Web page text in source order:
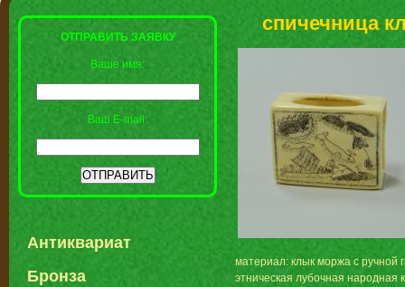
ОТПРАВИТЬ ЗАЯВКУ
Ваше имя:
Ваш E-mail:
Антиквариат
Бронза
спичечница
материал: клык моржа с ручной
этническая лубочная народная